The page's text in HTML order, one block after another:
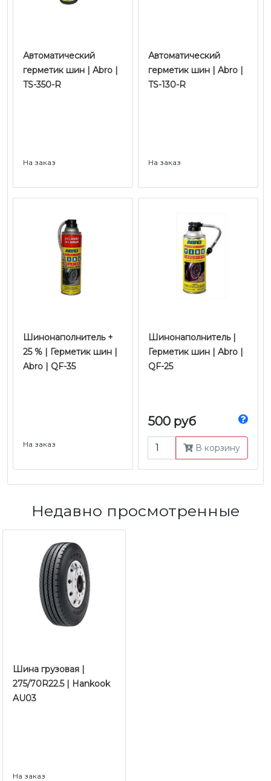
Автоматический
герметик шин | Abro |
TS-350-R
На заказ
Автоматический
герметик шин | Abro |
TS-130-R
На заказ
Шинонаполнитель +
25 % | Герметик шин |
Abro | QF-35
На заказ
Шинонаполнитель |
Герметик шин | Abro |
QF-25
500 руб
В корзину
Недавно просмотренные
Шина грузовая |
275/70R22.5 | Hankook
AU03
На заказ